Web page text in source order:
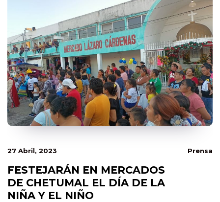
27 Abril, 2023 Prensa
FESTEJARÁN EN MERCADOS
DE CHETUMAL EL DÍA DE LA
NIÑA Y EL NIÑO